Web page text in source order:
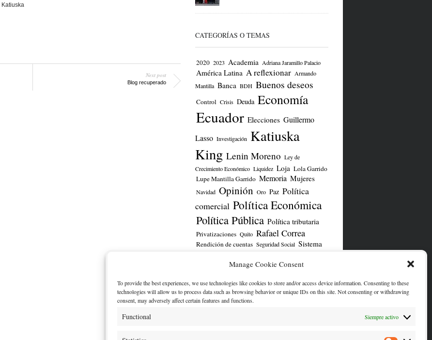
Manage Cookie Consent
To provide the best experiences, we use technologies like cookies to store and/or access device information. Consenting to these
technologies will allow us to process data such as browsing behavior or unique IDs on this site. Not consenting or withdrawing
consent, may adversely affect certain features and functions.
Functional Siempre activo
Katiuska
Next post
Blog recuperado
CATEGORÍAS O TEMAS
2020 2023 Academia Adriana Jaramillo Palacio
América Latina A reflexionar Armando
Mantilla Banca BDH Buenos deseos
Control Crisis Deuda Economía
Ecuador Elecciones Guillermo
Lasso Investigación Katiuska
King Lenin Moreno Ley de
Crecimiento Económico Liquidez Loja Lola Garrido
Lupe Mantilla Garrido Memoria Mujeres
Navidad Opinión Oro Paz Política
comercial Política Económica
Política Pública Política tributaria
Privatizaciones Quito Rafael Correa
Rendición de cuentas Seguridad Social Sistema
MI CUENTA DE TWITTER/X